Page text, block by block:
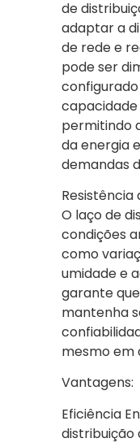
de
adaptar a
de rede e
pode ser
permitindo
da energia
demandas
Resistência
O laço de
condições
como
umidade e
garante
mantenha
mesmo em
Vantagens:
Eficiência
distribuição